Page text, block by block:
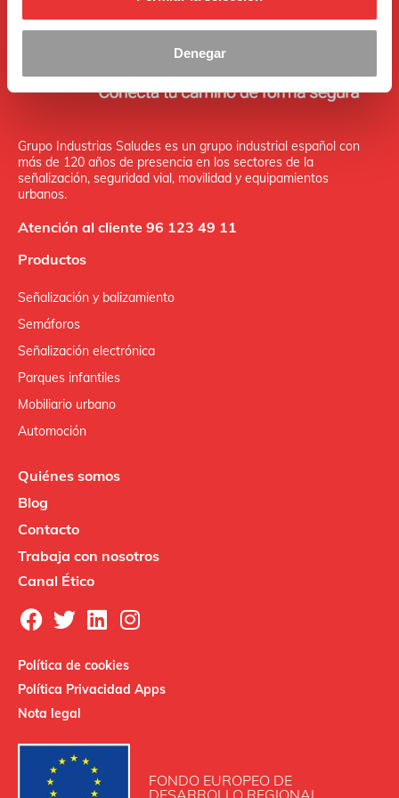
Denegar
Grupo Industrias Saludes es un grupo industrial español con
más de 120 años de presencia en los sectores de la
señalización, seguridad vial, movilidad y equipamientos
urbanos.
Atención al cliente 96 123 49 11
Productos
Señalización y balizamiento
Semáforos
Señalización electrónica
Parques infantiles
Mobiliario urbano
Automoción
Quiénes somos
Blog
Contacto
Trabaja con nosotros
Canal Ético
Política de cookies
Política Privacidad Apps
Nota legal
FONDO EUROPEO DE
DESARROLLO REGIONAL